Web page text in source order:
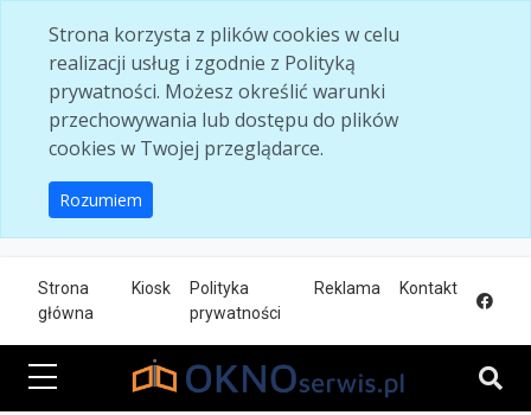
Strona korzysta z plików cookies w celu
realizacji usług i zgodnie z Polityką
prywatności. Możesz określić warunki
przechowywania lub dostępu do plików
cookies w Twojej przeglądarce.
Rozumiem
Strona
główna
Kiosk
Polityka
prywatności
Reklama Kontakt